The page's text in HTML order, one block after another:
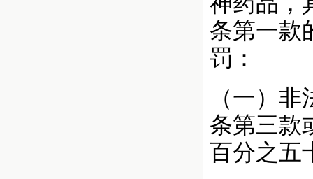
条第一款
罚：
（一）
条第三款
百分之五